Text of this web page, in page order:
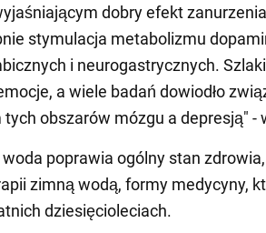
dobry efekt
stymulacja metabolizmu
i neurogastrycznych.
a wiele badań dowiodło
obszarów mózgu a depresją" -
woda poprawia ogólny stan
zimną wodą, formy medycyny,
dziesięcioleciach.